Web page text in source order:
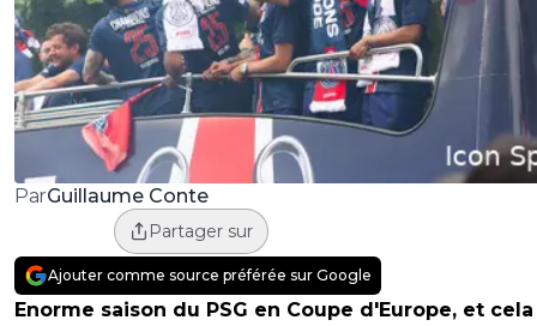
ParGuillaume Conte
Partager sur
Ajouter comme source préférée sur Google
Enorme saison du PSG en Coupe d'Europe, et